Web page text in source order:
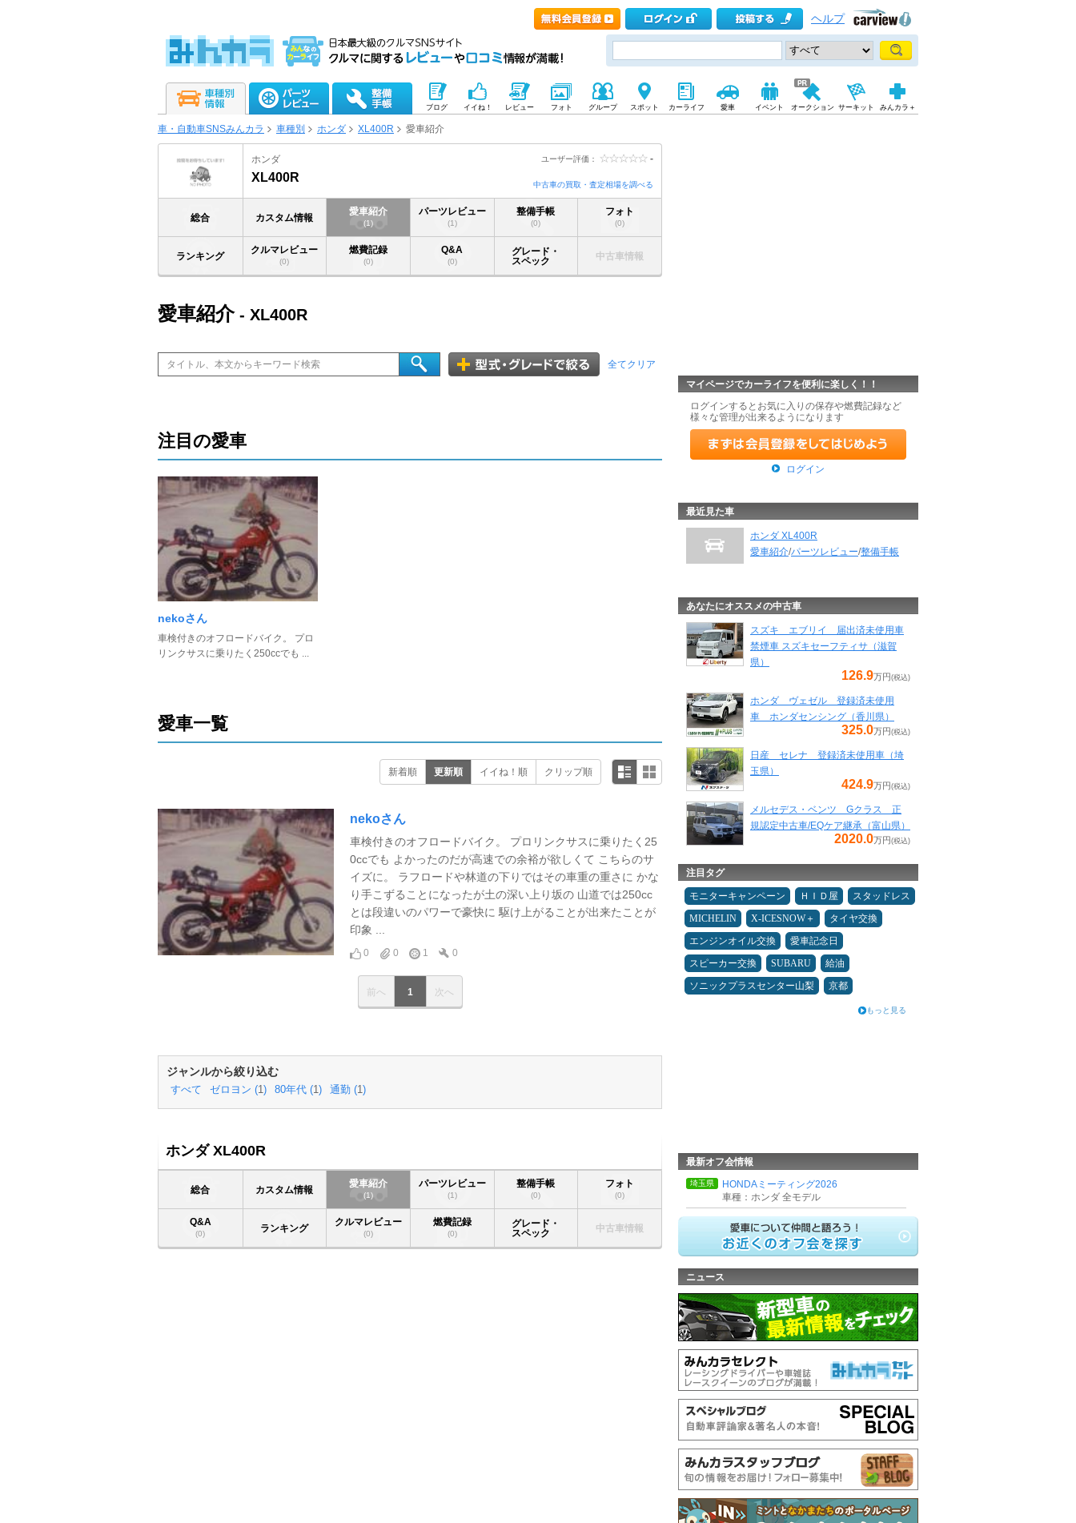
ヘルプ
ブログ イイね！ レビュー フォト グループ スポット カーライフ 愛車 イベント オークション サーキット みんカラ＋
車・自動車SNSみんカラ 車種別 ホンダ XL400R 愛車紹介
ユーザー評価： -
ホンダ
XL400R
中古車の買取・査定相場を調べる
総合 カスタム情報
愛車紹介
(1)
パーツレビュー
(1)
整備手帳
(0)
フォト
(0)
ランキング
クルマレビュー
(0)
燃費記録
(0)
Q&A
(0)
グレード・
スペック
中古車情報
愛車紹介- XL400R
全てクリア
注目の愛車
nekoさん
車検付きのオフロードバイク。 プロ
リンクサスに乗りたく250ccでも ...
愛車一覧
新着順 更新順 イイね！順 クリップ順
nekoさん
車検付きのオフロードバイク。 プロリンクサスに乗りたく25
0ccでも よかったのだが高速での余裕が欲しくて こちらのサ
イズに。 ラフロードや林道の下りではその車重の重さに かな
り手こずることになったが土の深い上り坂の 山道では250cc
とは段違いのパワーで豪快に 駆け上がることが出来たことが
印象 ...
0 0 1 0
前へ 1 次へ
ジャンルから絞り込む
すべて ゼロヨン (1) 80年代 (1) 通勤 (1)
ホンダ XL400R
総合 カスタム情報
愛車紹介
(1)
パーツレビュー
(1)
整備手帳
(0)
フォト
(0)
Q&A
(0) ランキング
クルマレビュー
(0)
燃費記録
(0)
グレード・
スペック
中古車情報
マイページでカーライフを便利に楽しく！！
ログインするとお気に入りの保存や燃費記録など
様々な管理が出来るようになります
ログイン
最近見た車
ホンダ XL400R
愛車紹介/パーツレビュー/整備手帳
あなたにオススメの中古車
スズキ エブリイ 届出済未使用車
禁煙車 スズキセーフティサ（滋賀
県）
126.9万円 (税込)
ホンダ ヴェゼル 登録済未使用
車 ホンダセンシング（香川県）
325.0万円 (税込)
日産 セレナ 登録済未使用車（埼
玉県）
424.9万円 (税込)
メルセデス・ベンツ Gクラス 正
規認定中古車/EQケア継承（富山県）
2020.0万円 (税込)
注目タグ
モニターキャンペーン ＨＩＤ屋
スタッドレス
MICHELIN
X-ICESNOW＋
タイヤ交換
エンジンオイル交換
愛車記念日
スピーカー交換
SUBARU
給油
ソニックプラスセンター山梨
京都
もっと見る
最新オフ会情報
埼玉県
HONDAミーティング2026
車種：ホンダ 全モデル
ニュース